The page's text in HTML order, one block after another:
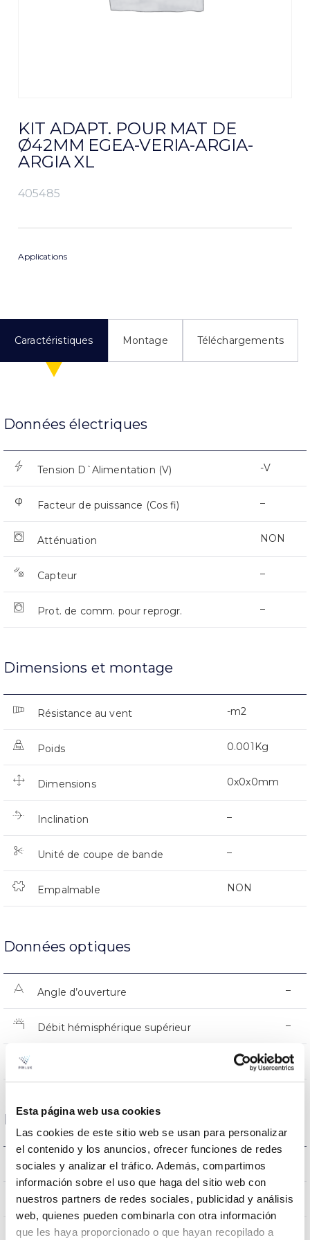
Esta página web usa cookies
Las cookies de este sitio web se usan para personalizar
el contenido y los anuncios, ofrecer funciones de redes
sociales y analizar el tráfico. Además, compartimos
información sobre el uso que haga del sitio web con
nuestros partners de redes sociales, publicidad y análisis
web, quienes pueden combinarla con otra información
que les haya proporcionado o que hayan recopilado a
KIT ADAPT. POUR MAT DE
Ø42MM EGEA-VERIA-ARGIA-
ARGIA XL
405485
Applications
Caractéristiques Montage Téléchargements
Données électriques
Tension D`Alimentation (V) -V
Facteur de puissance (Cos fi) –
Atténuation NON
Capteur –
Prot. de comm. pour reprogr. –
Dimensions et montage
Résistance au vent -m2
Poids 0.001Kg
Dimensions 0x0x0mm
Inclination –
Unité de coupe de bande –
Empalmable NON
Données optiques
Angle d’ouverture –
Débit hémisphérique supérieur –
–
Logement et finition
Intensité (A) –
Corps FE